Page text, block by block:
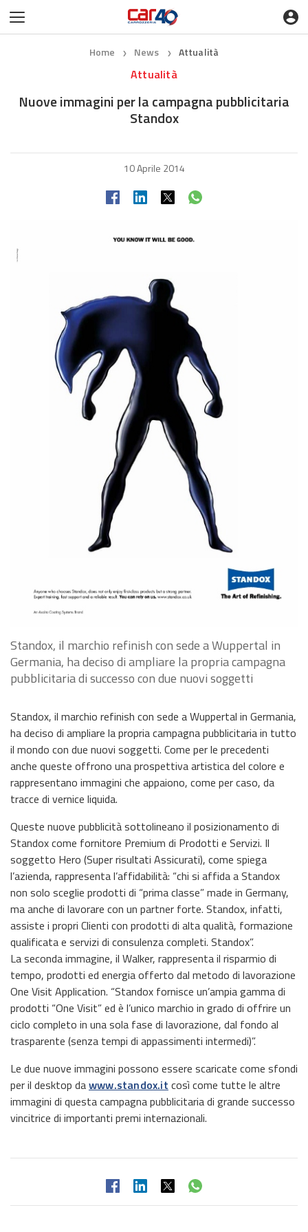
Home ❯ News ❯ Attualità
Attualità
Nuove immagini per la campagna pubblicitaria
Standox
10 Aprile 2014
Standox, il marchio refinish con sede a Wuppertal in
Germania, ha deciso di ampliare la propria campagna
pubblicitaria di successo con due nuovi soggetti
Standox, il marchio refinish con sede a Wuppertal in Germania,
ha deciso di ampliare la propria campagna pubblicitaria in tutto
il mondo con due nuovi soggetti. Come per le precedenti
anche queste offrono una prospettiva artistica del colore e
rappresentano immagini che appaiono, come per caso, da
tracce di vernice liquida.
Queste nuove pubblicità sottolineano il posizionamento di
Standox come fornitore Premium di Prodotti e Servizi. Il
soggetto Hero (Super risultati Assicurati), come spiega
l’azienda, rappresenta l’affidabilità: “chi si affida a Standox
non solo sceglie prodotti di “prima classe” made in Germany,
ma anche di lavorare con un partner forte. Standox, infatti,
assiste i propri Clienti con prodotti di alta qualità, formazione
qualificata e servizi di consulenza completi. Standox”.
La seconda immagine, il Walker, rappresenta il risparmio di
tempo, prodotti ed energia offerto dal metodo di lavorazione
One Visit Application. “Standox fornisce un’ampia gamma di
prodotti “One Visit” ed è l’unico marchio in grado di offrire un
ciclo completo in una sola fase di lavorazione, dal fondo al
trasparente (senza tempi di appassimenti intermedi)”.
Le due nuove immagini possono essere scaricate come sfondi
per il desktop dawww.standox.it così come tutte le altre
immagini di questa campagna pubblicitaria di grande successo
vincitrice di importanti premi internazionali.